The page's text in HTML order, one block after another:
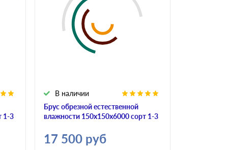
1-3
Брус обрезной естественной
влажности 150х150х6000 сорт 1-3
В наличии
17 500 руб